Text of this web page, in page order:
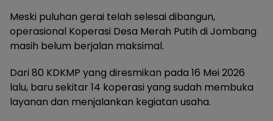
Meski puluhan gerai telah selesai dibangun,
operasional Koperasi Desa Merah Putih di Jombang
masih belum berjalan maksimal.
Dari 80 KDKMP yang diresmikan pada 16 Mei 2026
lalu, baru sekitar 14 koperasi yang sudah membuka
layanan dan menjalankan kegiatan usaha.